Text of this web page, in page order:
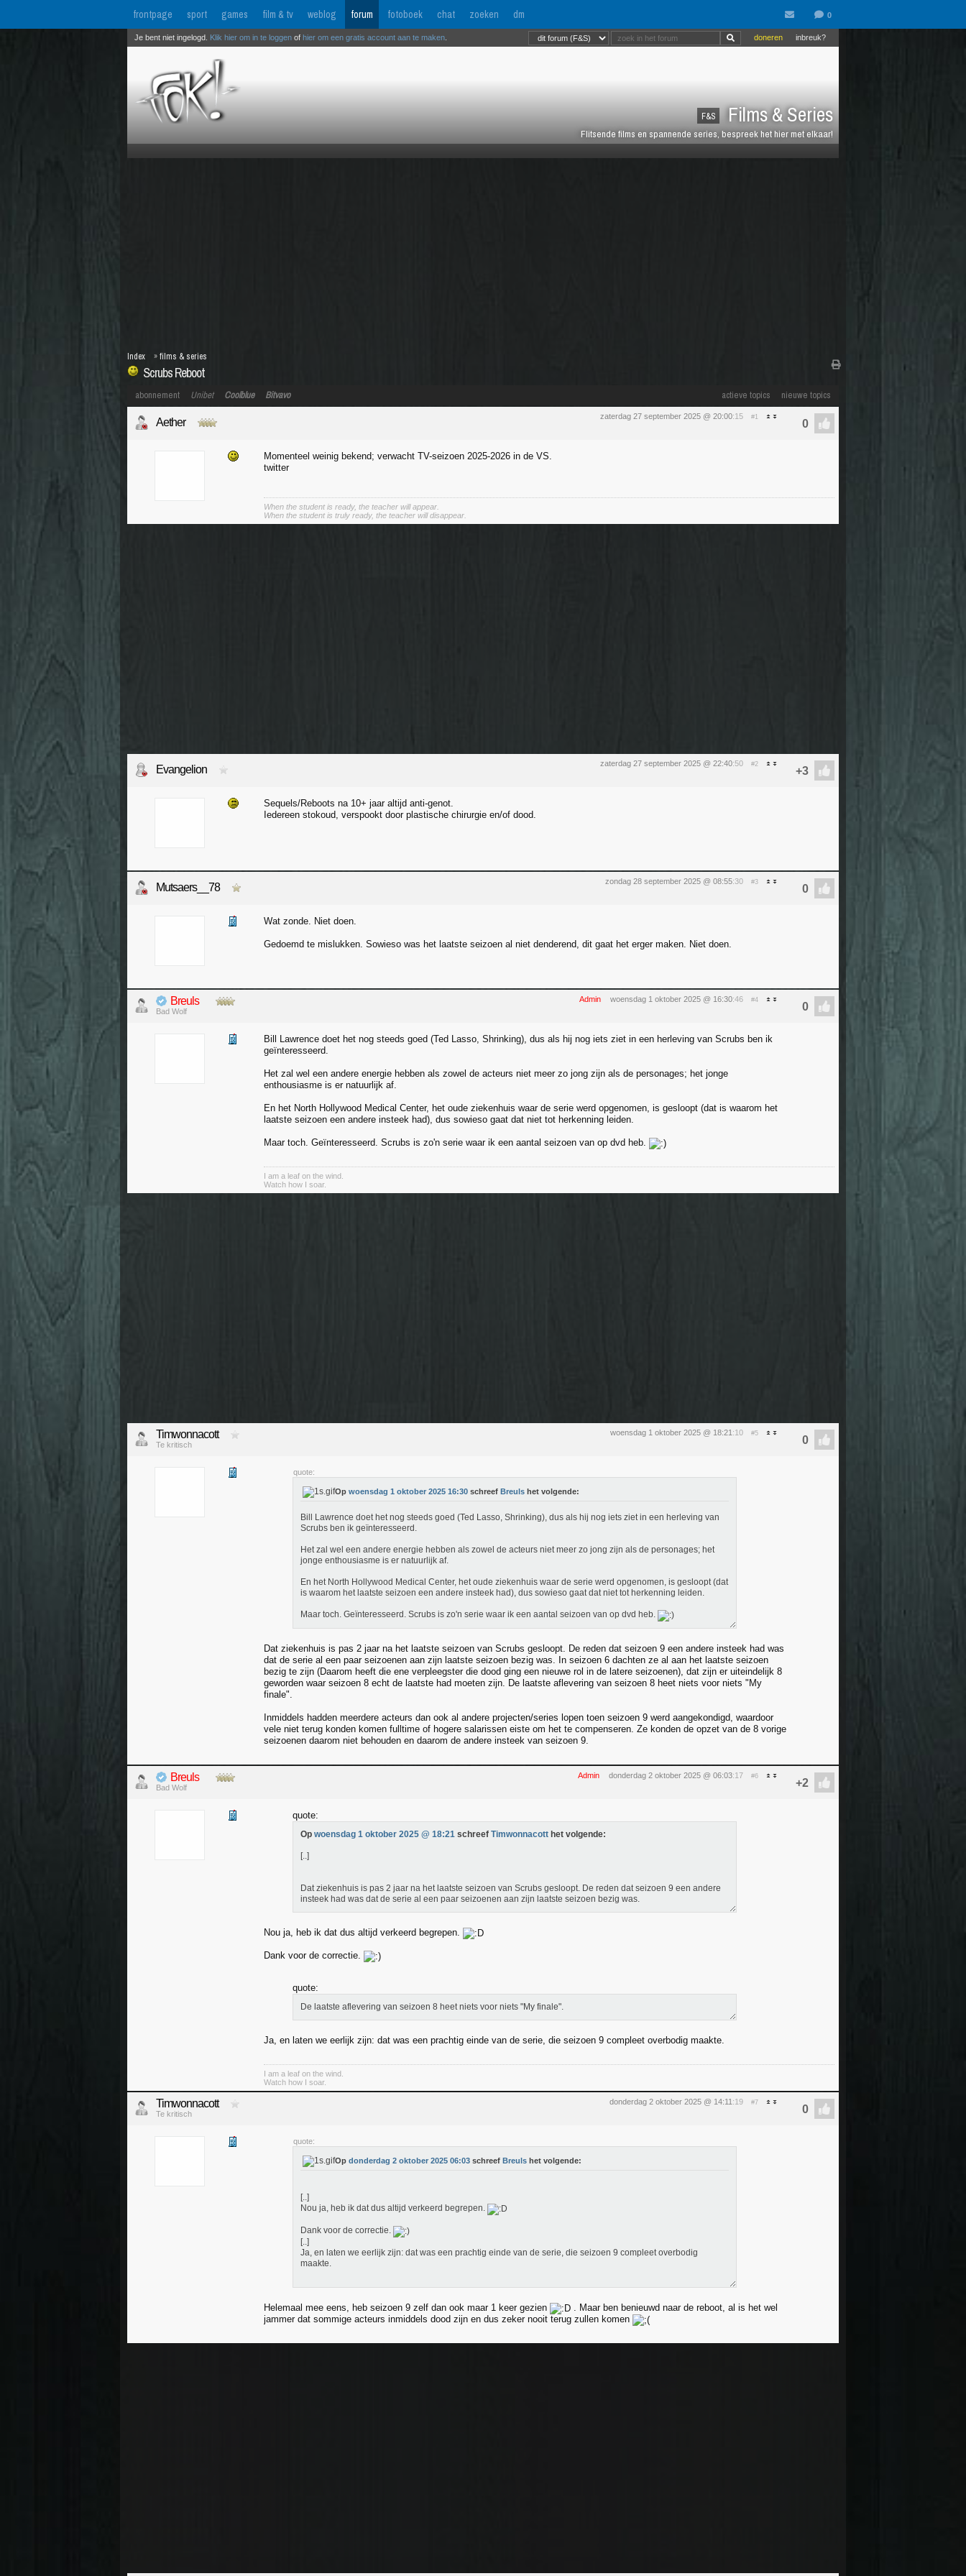
frontpage sport games film & tv weblog forum fotoboek chat zoeken dm
F&S Films & Series
Flitsende films en spannende series, bespreek het hier met elkaar!
inbreuk?
doneren
Je bent niet ingelogd. Klik hier om in te loggen of hier om een gratis account aan te maken
Scrubs Reboot
Index »films & series
actieve topics nieuwe topics
abonnement Unibet Coolblue Bitvavo
zaterdag 27 september 2025 @ 20:00:15 #1
Aether
Momenteel weinig bekend; verwacht TV-seizoen 2025-2026 in de VS.
twitter
When the student is ready, the teacher will appear.
When the student is truly ready, the teacher will disappear.
zaterdag 27 september 2025 @ 22:40:50 #2
Evangelion
Sequels/Reboots na 10+ jaar altijd anti-genot.
Iedereen stokoud, verspookt door plastische chirurgie en/of dood.
zondag 28 september 2025 @ 08:55:30 #3
Mutsaers__78
Wat zonde. Niet doen.
Gedoemd te mislukken. Sowieso was het laatste seizoen al niet denderend, dit gaat het erger maken. Niet doen.
Admin woensdag 1 oktober 2025 @ 16:30:46 #4
Breuls
Bad Wolf
Bill Lawrence doet het nog steeds goed (Ted Lasso, Shrinking), dus als hij nog iets ziet in een herleving van Scrubs ben ik
geïnteresseerd.
Het zal wel een andere energie hebben als zowel de acteurs niet meer zo jong zijn als de personages; het jonge
enthousiasme is er natuurlijk af.
En het North Hollywood Medical Center, het oude ziekenhuis waar de serie werd opgenomen, is gesloopt (dat is waarom het
laatste seizoen een andere insteek had), dus sowieso gaat dat niet tot herkenning leiden.
Maar toch. Geïnteresseerd. Scrubs is zo'n serie waar ik een aantal seizoen van op dvd heb.
I am a leaf on the wind.
Watch how I soar.
woensdag 1 oktober 2025 @ 18:21 :10 #5
Timwonnacott
Te kritisch
quote:
Op woensdag 1 oktober 2025 16:30 schreef Breuls het volgende:
Bill Lawrence doet het nog steeds goed (Ted Lasso, Shrinking), dus als hij nog iets ziet in een herleving van
Scrubs ben ik geïnteresseerd.
Het zal wel een andere energie hebben als zowel de acteurs niet meer zo jong zijn als de personages; het
jonge enthousiasme is er natuurlijk af.
En het North Hollywood Medical Center, het oude ziekenhuis waar de serie werd opgenomen, is gesloopt (dat
is waarom het laatste seizoen een andere insteek had), dus sowieso gaat dat niet tot herkenning leiden.
Maar toch. Geïnteresseerd. Scrubs is zo'n serie waar ik een aantal seizoen van op dvd heb.
Dat ziekenhuis is pas 2 jaar na het laatste seizoen van Scrubs gesloopt. De reden dat seizoen 9 een andere insteek had was
dat de serie al een paar seizoenen aan zijn laatste seizoen bezig was. In seizoen 6 dachten ze al aan het laatste seizoen
bezig te zijn (Daarom heeft die ene verpleegster die dood ging een nieuwe rol in de latere seizoenen), dat zijn er uiteindelijk 8
geworden waar seizoen 8 echt de laatste had moeten zijn. De laatste aflevering van seizoen 8 heet niets voor niets "My
finale".
Inmiddels hadden meerdere acteurs dan ook al andere projecten/series lopen toen seizoen 9 werd aangekondigd, waardoor
vele niet terug konden komen fulltime of hogere salarissen eiste om het te compenseren. Ze konden de opzet van de 8 vorige
seizoenen daarom niet behouden en daarom de andere insteek van seizoen 9.
Admin donderdag 2 oktober 2025 @ 06:03:17 #6
Breuls
Bad Wolf
quote:
Op woensdag 1 oktober 2025 @ 18:21 schreef Timwonnacott het volgende:
[..]
Dat ziekenhuis is pas 2 jaar na het laatste seizoen van Scrubs gesloopt. De reden dat seizoen 9 een andere
insteek had was dat de serie al een paar seizoenen aan zijn laatste seizoen bezig was.
Nou ja, heb ik dat dus altijd verkeerd begrepen.
Dank voor de correctie.
quote:
De laatste aflevering van seizoen 8 heet niets voor niets "My finale".
Ja, en laten we eerlijk zijn: dat was een prachtig einde van de serie, die seizoen 9 compleet overbodig maakte.
I am a leaf on the wind.
Watch how I soar.
donderdag 2 oktober 2025 @ 14:11 :19 #7
Timwonnacott
Te kritisch
quote:
Op donderdag 2 oktober 2025 06:03 schreef Breuls het volgende:
[..]
Nou ja, heb ik dat dus altijd verkeerd begrepen.
Dank voor de correctie.
[..]
Ja, en laten we eerlijk zijn: dat was een prachtig einde van de serie, die seizoen 9 compleet overbodig
maakte.
Helemaal mee eens, heb seizoen 9 zelf dan ook maar 1 keer gezien
. Maar ben benieuwd naar de reboot, al is het wel
jammer dat sommige acteurs inmiddels dood zijn en dus zeker nooit terug zullen komen